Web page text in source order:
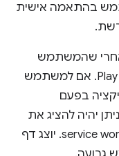
בהתאמה אישית
אחרי שהמשתמש
מוריד את אפליקציית ה-PWA מחנות Play. אם למשתמש
בפעם
יהיה להציג את
דף החלופות אופליין באמצעות ה-service worker. יוצג דף